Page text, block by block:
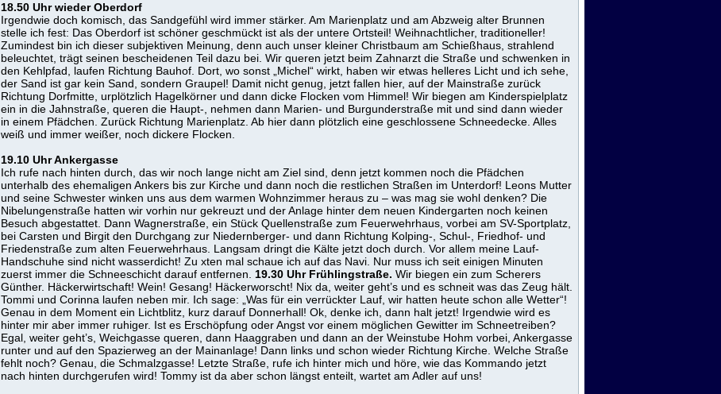
18.50 Uhr wieder Oberdorf
Irgendwie doch komisch, das Sandgefühl wird immer stärker. Am Marienplatz und am Abzweig alter Brunnen
stelle ich fest: Das Oberdorf ist schöner geschmückt ist als der untere Ortsteil! Weihnachtlicher, traditioneller!
Zumindest bin ich dieser subjektiven Meinung, denn auch unser kleiner Christbaum am Schießhaus, strahlend
beleuchtet, trägt seinen bescheidenen Teil dazu bei. Wir queren jetzt beim Zahnarzt die Straße und schwenken in
den Kehlpfad, laufen Richtung Bauhof. Dort, wo sonst „Michel“ wirkt, haben wir etwas helleres Licht und ich sehe,
der Sand ist gar kein Sand, sondern Graupel! Damit nicht genug, jetzt fallen hier, auf der Mainstraße zurück
Richtung Dorfmitte, urplötzlich Hagelkörner und dann dicke Flocken vom Himmel! Wir biegen am Kinderspielplatz
ein in die Jahnstraße, queren die Haupt-, nehmen dann Marien- und Burgunderstraße mit und sind dann wieder
in einem Pfädchen. Zurück Richtung Marienplatz. Ab hier dann plötzlich eine geschlossene Schneedecke. Alles
weiß und immer weißer, noch dickere Flocken.
19.10 Uhr Ankergasse
Ich rufe nach hinten durch, das wir noch lange nicht am Ziel sind, denn jetzt kommen noch die Pfädchen
unterhalb des ehemaligen Ankers bis zur Kirche und dann noch die restlichen Straßen im Unterdorf! Leons Mutter
und seine Schwester winken uns aus dem warmen Wohnzimmer heraus zu – was mag sie wohl denken? Die
Nibelungenstraße hatten wir vorhin nur gekreuzt und der Anlage hinter dem neuen Kindergarten noch keinen
Besuch abgestattet. Dann Wagnerstraße, ein Stück Quellenstraße zum Feuerwehrhaus, vorbei am SV-Sportplatz,
bei Carsten und Birgit den Durchgang zur Niedernberger- und dann Richtung Kolping-, Schul-, Friedhof- und
Friedenstraße zum alten Feuerwehrhaus. Langsam dringt die Kälte jetzt doch durch. Vor allem meine Lauf-
Handschuhe sind nicht wasserdicht! Zu xten mal schaue ich auf das Navi. Nur muss ich seit einigen Minuten
zuerst immer die Schneeschicht darauf entfernen. 19.30 Uhr Frühlingstraße. Wir biegen ein zum Scherers
Günther. Häckerwirtschaft! Wein! Gesang! Häckerworscht! Nix da, weiter geht’s und es schneit was das Zeug hält.
Tommi und Corinna laufen neben mir. Ich sage: „Was für ein verrückter Lauf, wir hatten heute schon alle Wetter“!
Genau in dem Moment ein Lichtblitz, kurz darauf Donnerhall! Ok, denke ich, dann halt jetzt! Irgendwie wird es
hinter mir aber immer ruhiger. Ist es Erschöpfung oder Angst vor einem möglichen Gewitter im Schneetreiben?
Egal, weiter geht’s, Weichgasse queren, dann Haaggraben und dann an der Weinstube Hohm vorbei, Ankergasse
runter und auf den Spazierweg an der Mainanlage! Dann links und schon wieder Richtung Kirche. Welche Straße
fehlt noch? Genau, die Schmalzgasse! Letzte Straße, rufe ich hinter mich und höre, wie das Kommando jetzt
nach hinten durchgerufen wird! Tommy ist da aber schon längst enteilt, wartet am Adler auf uns!